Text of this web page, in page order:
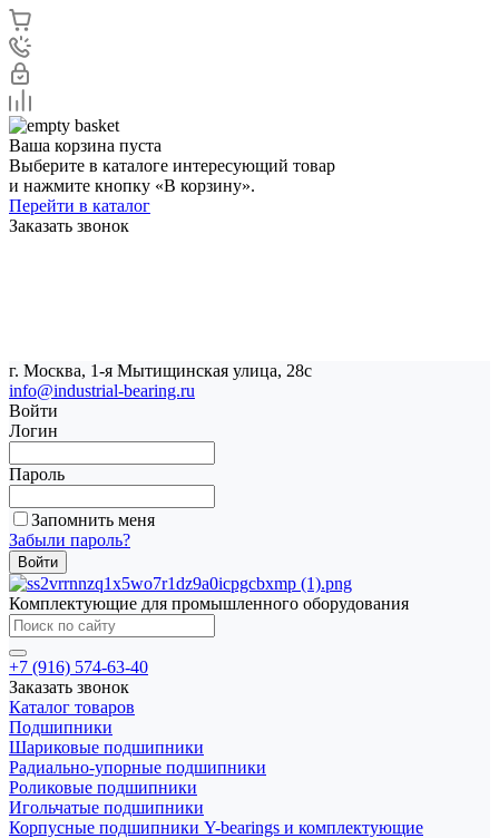
Ваша корзина пуста
Выберите в каталоге интересующий товар
и нажмите кнопку «В корзину».
Перейти в каталог
Заказать звонок
г. Москва, 1-я Мытищинская улица, 28с
info@industrial-bearing.ru
Войти
Логин
Пароль
Запомнить меня
Забыли пароль?
Комплектующие для промышленного оборудования
+7 (916) 574-63-40
Заказать звонок
Каталог товаров
Подшипники
Шариковые подшипники
Радиально-упорные подшипники
Роликовые подшипники
Игольчатые подшипники
Корпусные подшипники Y-bearings и комплектующие